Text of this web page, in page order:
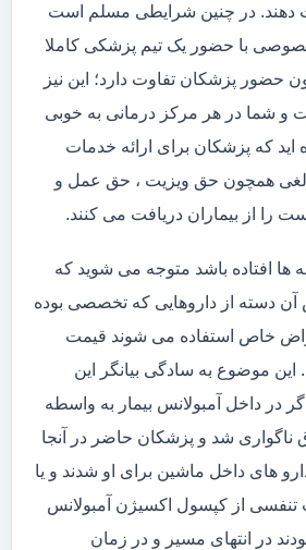
دهند. در چنین شرایطی مسلم است
با حضور یک تیم پزشکی کاملا
حضور پزشکان تفاوت دارد؛ این نیز
و شما در هر مرکز درمانی به خوبی
که پزشکان برای ارائه خدمات
همچون حق ویزیت ، حق عمل و
را از بیماران دریافت می کنند.
ها افتاده باشد متوجه می شوید که
دسته از داروهایی که تخصصی بوده
خاص استفاده می شوند قیمت
این موضوع به سادگی بیانگر این
در داخل آمبولانس بیمار به واسطه
ناگواری شد و پزشکان حاضر در آنجا
های داخل ماشین برای او شدند و یا
تنفسی از کپسول اکسیژن آمبولانس
در انتهای مسیر و در زمان